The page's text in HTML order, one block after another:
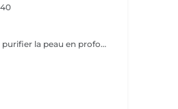
Est un soin esthétique essentiel visant à purifier la peau en profondeur et a lui donner éclat et fraicheur